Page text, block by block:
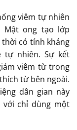
viêm tự nhiên
Mật ong tạo lớp
thời có tính kháng
tự nhiên. Sự kết
viêm từ trong
từ bên ngoài.
dân gian này
chỉ dùng một